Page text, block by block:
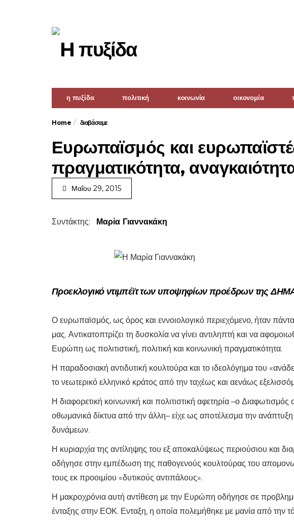
η πυξίδα πολιτική κοινωνία οικονομία
Home διαβάσαμε
Ευρωπαϊσμός και
πραγματικότητα,
Μαΐου 29, 2015
Συντάκτης: Μαρία Γιαννακάκη
Προεκλογικό ντιμπέϊτ των υποψηφίων προέδρων της
Ο ευρωπαϊσμός, ως όρος και εννοιολογικό περιεχόμενο, ήταν
μας. Αντικατοπτρίζει τη δυσκολία να γίνει αντιληπτή και να
Ευρώπη ως πολιτιστική, πολιτική και κοινωνική πραγματικότητα.
Η παραδοσιακή αντιδυτική κουλτούρα και το ιδεολόγημα του
το νεωτερικό ελληνικό κράτος από την ταχέως και αενάως
Η διαφορετική κοινωνική και πολιτιστική αφετηρία –ο
οθωμανικά δίκτυα από την άλλη– είχε ως αποτέλεσμα την
δυνάμεων.
Η κυριαρχία της αντίληψης του εξ αποκαλύψεως περιούσιου και
οδήγησε στην εμπέδωση της παθογενούς κουλτούρας του
τους εκ προοιμίου «δυτικούς αντιπάλους».
Η μακροχρόνια αυτή αντίθεση με την Ευρώπη οδήγησε σε
ένταξης στην ΕΟΚ. Ενταξη, η οποία πολεμήθηκε με μανία από την